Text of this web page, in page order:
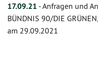
17.09.21 -Anfragen und
BÜNDNIS 90/DIE
am 29.09.2021